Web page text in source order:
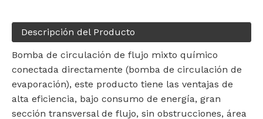
Descripción del Producto
Bomba de circulación de flujo mixto químico
conectada directamente (bomba de circulación de
evaporación), este producto tiene las ventajas de
alta eficiencia, bajo consumo de energía, gran
sección transversal de flujo, sin obstrucciones, área